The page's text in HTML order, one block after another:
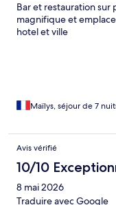
Bar et restauration sur
magnifique et
hotel et ville
Maïlys, séjour de 7
Avis vérifié
10/10
8 mai 2026
Traduire avec Google